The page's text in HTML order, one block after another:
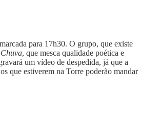
para 17h30. O grupo, que existe
, que mesca qualidade poética e
um vídeo de despedida, já que a
que estiverem na Torre poderão mandar